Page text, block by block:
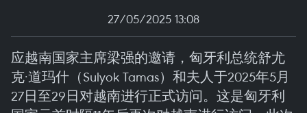
27/05/2025 13:08
应越南国家主席梁强的邀请，匈牙利总统舒尤
克·道玛什（Sulyok Tamas）和夫人于2025年5月
27日至29日对越南进行正式访问。这是匈牙利